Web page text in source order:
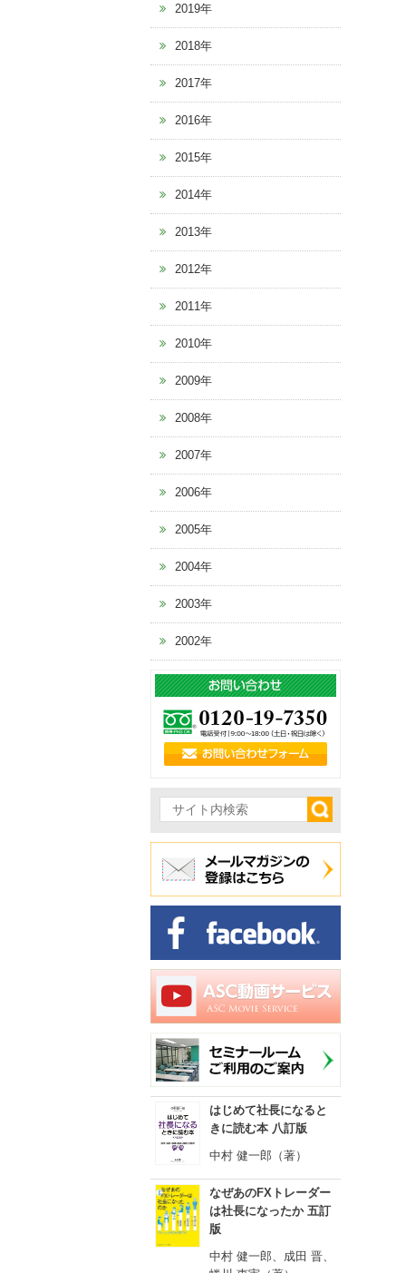
2019年
2018年
2017年
2016年
2015年
2014年
2013年
2012年
2011年
2010年
2009年
2008年
2007年
2006年
2005年
2004年
2003年
2002年
はじめて社長になると
きに読む本 八訂版
中村 健一郎（著）
なぜあのFXトレーダー
は社長になったか 五訂
版
中村 健一郎、成田 晋、